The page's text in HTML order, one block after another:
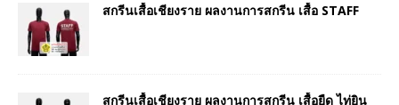
สกรีนเสื้อเชียงราย ผลงานการสกรีน เสื้อ STAFF
สกรีนเสื้อเชียงราย ผลงานการสกรีน เสื้อยืด ไท่ยิน